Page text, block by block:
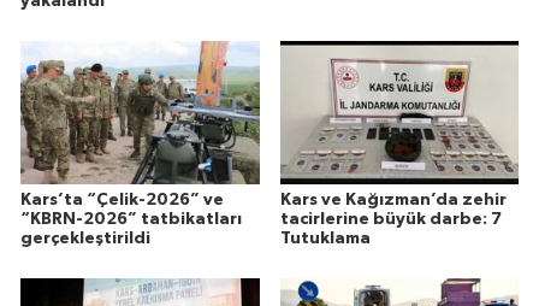
Kars’ta “Çelik-2026” ve
“KBRN-2026” tatbikatları
gerçekleştirildi
Kars ve Kağızman’da zehir
tacirlerine büyük darbe: 7
Tutuklama